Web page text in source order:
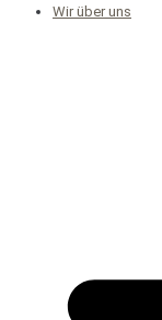
Wir über uns